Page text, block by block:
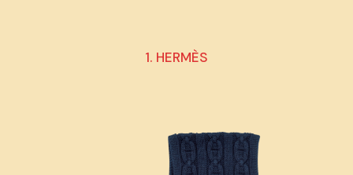
1. HERMÈS